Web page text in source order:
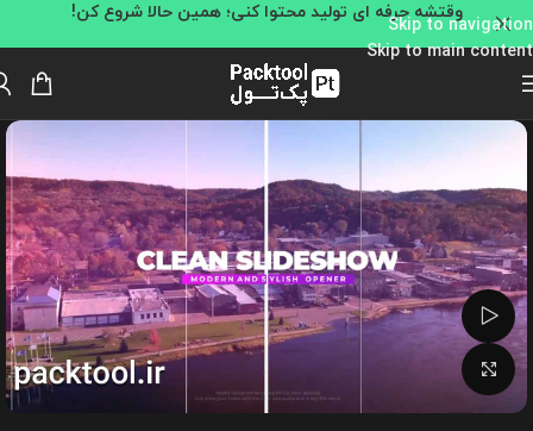
Skip to navigation
Skip to main content
وقتشه حرفه ای تولید محتوا کنی؛ همین حالا شروع کن!
تماشای ویدئو
بزرگنمایی تصویر